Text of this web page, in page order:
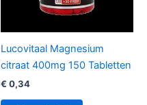
Lucovitaal Magnesium
citraat 400mg 150 Tabletten
€ 0,34